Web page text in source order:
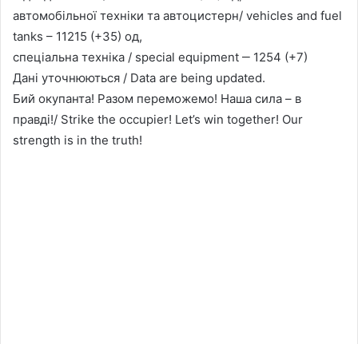
автомобільної техніки та автоцистерн/ vehicles and fuel
tanks – 11215 (+35) од,
спеціальна техніка / special equipment ‒ 1254 (+7)
Дані уточнюються / Data are being updated.
Бий окупанта! Разом переможемо! Наша сила – в
правді!/ Strike the occupier! Let’s win together! Our
strength is in the truth!